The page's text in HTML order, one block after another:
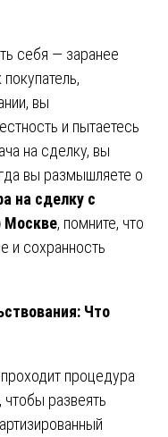
себя — заранее
вы
и пытаетесь
на сделку, вы
вы размышляете о
на сделку с
Москве, помните, что
и сохранность
Что
процедура
развеять